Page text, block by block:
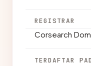
REGISTRAR
Corsearch
TERDAFTAR